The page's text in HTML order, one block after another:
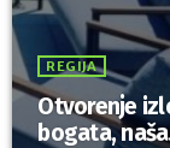
REGIJA
Otvorenje
bogata,